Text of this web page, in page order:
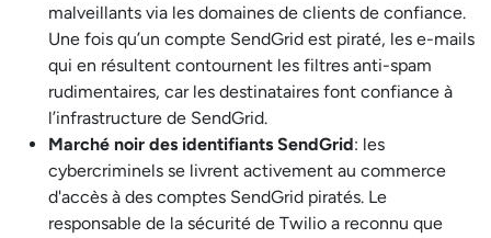
malveillants via les domaines de clients de confiance.
Une fois qu’un compte SendGrid est piraté, les e-mails
qui en résultent contournent les filtres anti-spam
rudimentaires, car les destinataires font confiance à
l’infrastructure de SendGrid.
Marché noir des identifiants SendGrid: les
cybercriminels se livrent activement au commerce
d'accès à des comptes SendGrid piratés. Le
responsable de la sécurité de Twilio a reconnu que